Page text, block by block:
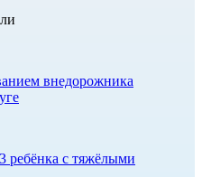
внедорожника
ребёнка с тяжёлыми